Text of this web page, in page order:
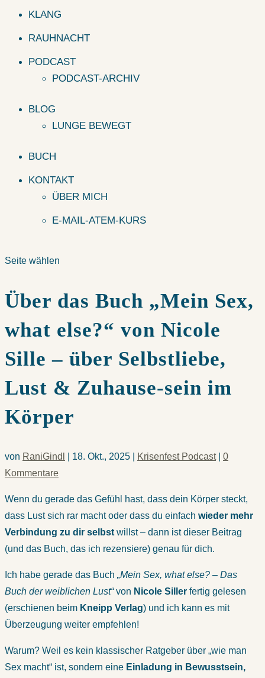
KLANG
RAUHNACHT
PODCAST
PODCAST-ARCHIV
BLOG
LUNGE BEWEGT
BUCH
KONTAKT
ÜBER MICH
E-MAIL-ATEM-KURS
Seite wählen
Über das Buch „Mein Sex,
what else?“ von Nicole
Sille – über Selbstliebe,
Lust & Zuhause-sein im
Körper
von RaniGindl 18. Okt., 2025 Krisenfest Podcast| 0
Kommentare
Wenn du gerade das Gefühl hast, dass dein Körper steckt,
dass Lust sich rar macht oder dass du einfach wieder mehr
Verbindung zu dir selbst willst – dann ist dieser Beitrag
(und das Buch, das ich rezensiere) genau für dich.
Ich habe gerade das Buch „Mein Sex, what else? – Das
Buch der weiblichen Lust“von Nicole Siller fertig gelesen
(erschienen beim Kneipp Verlag) und ich kann es mit
Überzeugung weiter empfehlen!
Warum? Weil es kein klassischer Ratgeber über „wie man
Sex macht“ ist, sondern eine Einladung in Bewusstsein,